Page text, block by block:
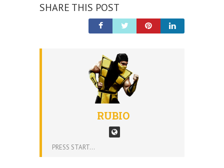
SHARE THIS POST
RUBIO
PRESS START...